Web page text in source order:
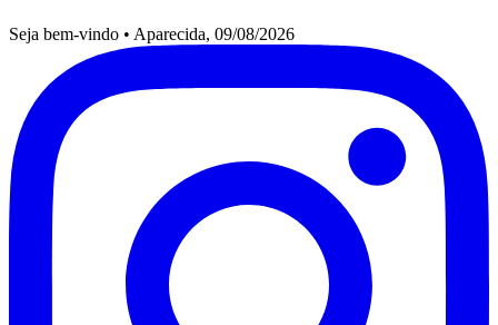
Seja bem-vindo • Aparecida, 09/08/2026